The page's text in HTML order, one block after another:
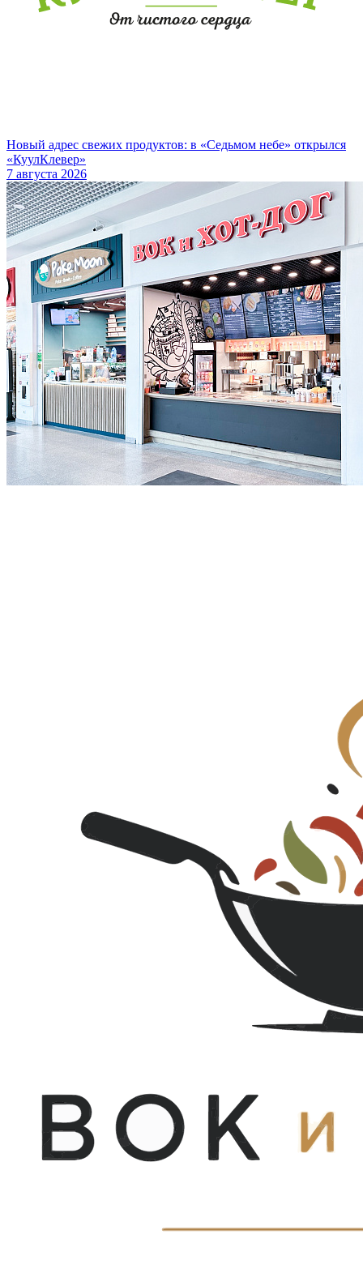
Новый адрес свежих продуктов: в «Седьмом небе» открылся
«КуулКлевер»
7 августа 2026